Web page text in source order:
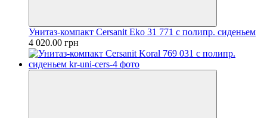
Унитаз-компакт Cersanit Еko 31 771 с полипр. сиденьем
4 020.00 грн